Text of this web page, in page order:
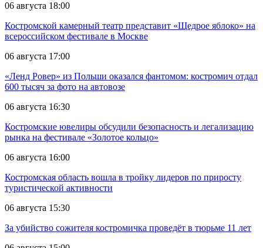
06 августа 18:00
Костромской камерный театр представит «Щедрое яблоко» на
всероссийском фестивале в Москве
06 августа 17:00
«Ленд Ровер» из Польши оказался фантомом: костромич отдал
600 тысяч за фото на автовозе
06 августа 16:30
Костромские ювелиры обсудили безопасность и легализацию
рынка на фестивале «Золотое кольцо»
06 августа 16:00
Костромская область вошла в тройку лидеров по приросту
туристической активности
06 августа 15:30
За убийство сожителя костромичка проведёт в тюрьме 11 лет